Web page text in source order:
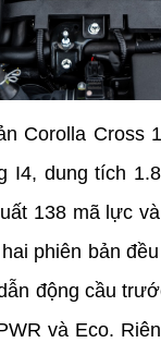
Corolla Cross
I4, dung tích
138 mã lực
phiên bản
động cầu
và Eco.